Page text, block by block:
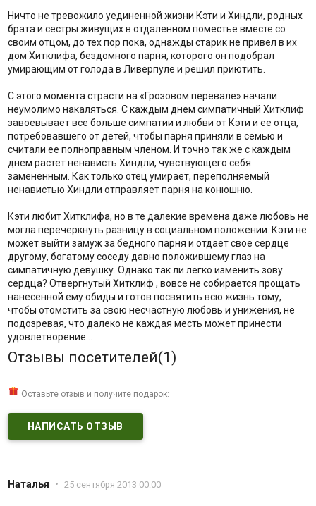
Ничто не тревожило уединенной жизни Кэти и Хиндли, родных
брата и сестры живущих в отдаленном поместье вместе со
своим отцом, до тех пор пока, однажды старик не привел в их
дом Хитклифа, бездомного парня, которого он подобрал
умирающим от голода в Ливерпуле и решил приютить.
С этого момента страсти на «Грозовом перевале» начали
неумолимо накаляться. С каждым днем симпатичный Хитклиф
завоевывает все больше симпатии и любви от Кэти и ее отца,
потребовавшего от детей, чтобы парня приняли в семью и
считали ее полноправным членом. И точно так же с каждым
днем растет ненависть Хиндли, чувствующего себя
замененным. Как только отец умирает, переполняемый
ненавистью Хиндли отправляет парня на конюшню.
Кэти любит Хитклифа, но в те далекие времена даже любовь не
могла перечеркнуть разницу в социальном положении. Кэти не
может выйти замуж за бедного парня и отдает свое сердце
другому, богатому соседу давно положившему глаз на
симпатичную девушку. Однако так ли легко изменить зову
сердца? Отвергнутый Хитклиф , вовсе не собирается прощать
нанесенной ему обиды и готов посвятить всю жизнь тому,
чтобы отомстить за свою несчастную любовь и унижения, не
подозревая, что далеко не каждая месть может принести
удовлетворение…
Отзывы посетителей(1)
Оставьте отзыв и получите подарок:
НАПИСАТЬ ОТЗЫВ
Наталья • 25 сентября 2013 00:00